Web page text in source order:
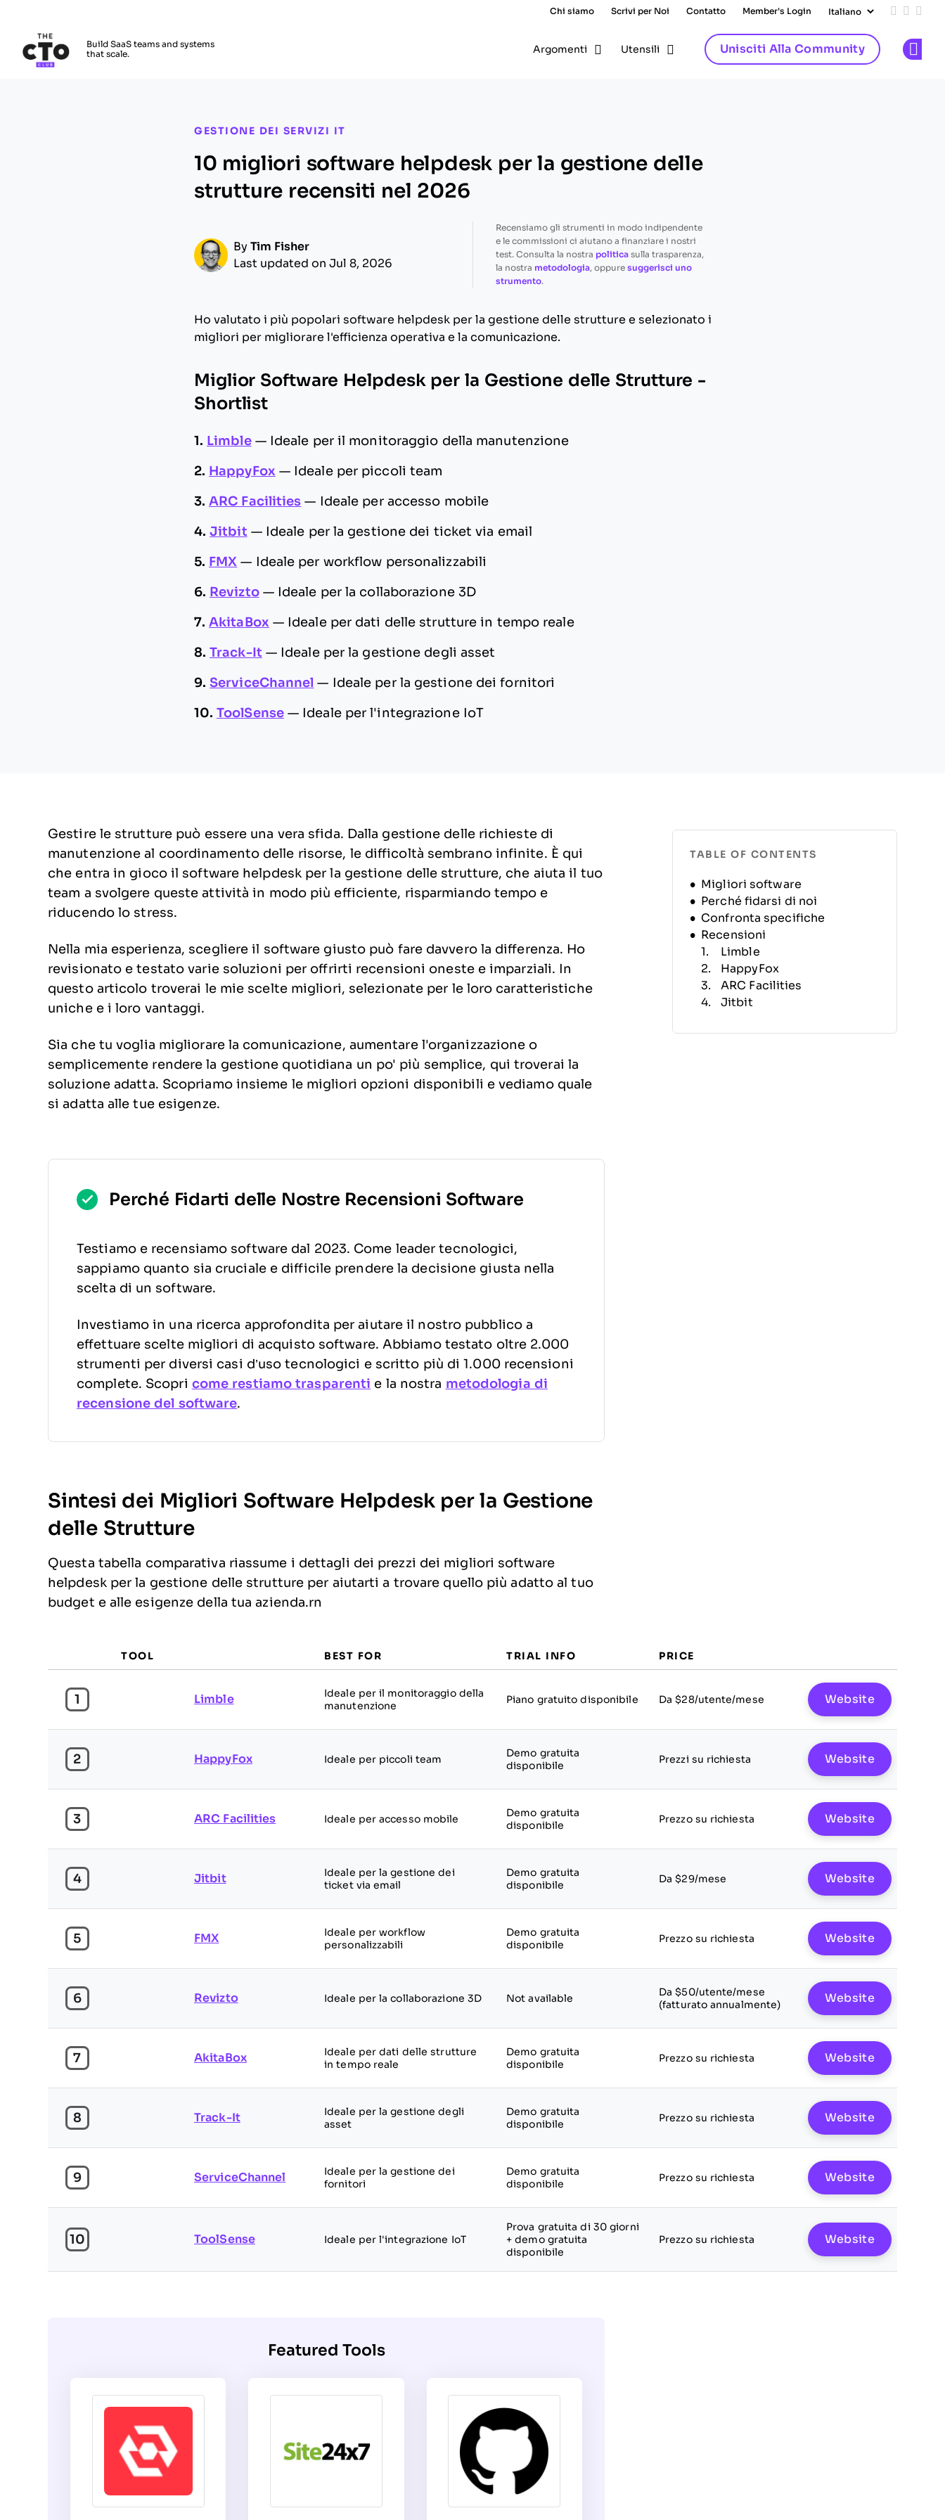
Chi siamo Scrivi per Noi Contatto Member's Login Add us
Follow
Build SaaS teams and systems
that scale.
Argomenti Utensili Unisciti Alla Community
GESTIONE DEI SERVIZI IT
10 migliori software helpdesk per la gestione delle
strutture recensiti nel 2026
By Tim Fisher
Last updated on Jul 8, 2026
Recensiamo gli strumenti in modo indipendente
e le commissioni ci aiutano a finanziare i nostri
test. Consulta la nostra politicasulla trasparenza,
la nostra metodologia, oppure suggerisci uno
strumento.
Ho valutato i più popolari software helpdesk per la gestione delle strutture e selezionato i
migliori per migliorare l'efficienza operativa e la comunicazione.
Miglior Software Helpdesk per la Gestione delle Strutture -
Shortlist
1. Limble — Ideale per il monitoraggio della manutenzione
2. HappyFox — Ideale per piccoli team
3. ARC Facilities — Ideale per accesso mobile
4. Jitbit — Ideale per la gestione dei ticket via email
5. FMX — Ideale per workflow personalizzabili
6. Revizto — Ideale per la collaborazione 3D
7. AkitaBox — Ideale per dati delle strutture in tempo reale
8. Track-It — Ideale per la gestione degli asset
9. ServiceChannel — Ideale per la gestione dei fornitori
10. ToolSense — Ideale per l'integrazione IoT
Gestire le strutture può essere una vera sfida. Dalla gestione delle richieste di
manutenzione al coordinamento delle risorse, le difficoltà sembrano infinite. È qui
che entra in gioco il software helpdesk per la gestione delle strutture, che aiuta il tuo
team a svolgere queste attività in modo più efficiente, risparmiando tempo e
riducendo lo stress.
Nella mia esperienza, scegliere il software giusto può fare davvero la differenza. Ho
revisionato e testato varie soluzioni per offrirti recensioni oneste e imparziali. In
questo articolo troverai le mie scelte migliori, selezionate per le loro caratteristiche
uniche e i loro vantaggi.
Sia che tu voglia migliorare la comunicazione, aumentare l'organizzazione o
semplicemente rendere la gestione quotidiana un po' più semplice, qui troverai la
soluzione adatta. Scopriamo insieme le migliori opzioni disponibili e vediamo quale
si adatta alle tue esigenze.
Perché Fidarti delle Nostre Recensioni Software
Testiamo e recensiamo software dal 2023. Come leader tecnologici,
sappiamo quanto sia cruciale e difficile prendere la decisione giusta nella
scelta di un software.
Investiamo in una ricerca approfondita per aiutare il nostro pubblico a
effettuare scelte migliori di acquisto software. Abbiamo testato oltre 2.000
strumenti per diversi casi d’uso tecnologici e scritto più di 1.000 recensioni
complete. Scopri come restiamo trasparenti e la nostra metodologia di
recensione del software.
Sintesi dei Migliori Software Helpdesk per la Gestione
delle Strutture
Questa tabella comparativa riassume i dettagli dei prezzi dei migliori software
helpdesk per la gestione delle strutture per aiutarti a trovare quello più adatto al tuo
budget e alle esigenze della tua azienda.rn
TOOL BEST FOR TRIAL INFO PRICE
1 Limble
Ideale per il monitoraggio della
manutenzione
Piano gratuito disponibile Da $28/utente/mese Website
2 HappyFox Ideale per piccoli team
Demo gratuita
disponibile
Prezzi su richiesta Website
3 ARC Facilities Ideale per accesso mobile
Demo gratuita
disponibile
Prezzo su richiesta Website
4 Jitbit
Ideale per la gestione dei
ticket via email
Demo gratuita
disponibile
Da $29/mese Website
5 FMX
Ideale per workflow
personalizzabili
Demo gratuita
disponibile
Prezzo su richiesta Website
6 Revizto Ideale per la collaborazione 3D Not available
Da $50/utente/mese
(fatturato annualmente)
Website
7 AkitaBox
Ideale per dati delle strutture
in tempo reale
Demo gratuita
disponibile
Prezzo su richiesta Website
8 Track-It
Ideale per la gestione degli
asset
Demo gratuita
disponibile
Prezzo su richiesta Website
9 ServiceChannel
Ideale per la gestione dei
fornitori
Demo gratuita
disponibile
Prezzo su richiesta Website
10 ToolSense Ideale per l'integrazione IoT
Prova gratuita di 30 giorni
+ demo gratuita
disponibile
Prezzo su richiesta Website
Featured Tools
TABLE OF CONTENTS
Migliori software
Perché fidarsi di noi
Confronta specifiche
Recensioni
Limble
HappyFox
ARC Facilities
Jitbit
Revizto